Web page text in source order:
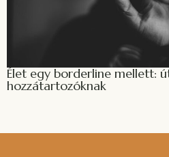
Élet egy borderline mellett:
hozzátartozóknak